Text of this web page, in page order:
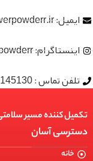
ایمیل: info@powerpowderr.ir
اینستاگرام: powerpowderr
تلفن تماس : 09182145130
تکمیل کننده مسیر
دسترسی آسان
خانه